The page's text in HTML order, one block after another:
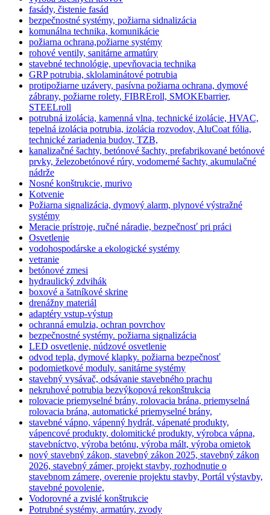
fasády, čistenie fasád
bezpečnostné systémy, požiarna sidnalizácia
komunálna technika, komunikácie
požiarna ochrana,požiarne systémy
rohové ventily, sanitárne armatúry
stavebné technológie, upevňovacia technika
GRP potrubia, sklolaminátové potrubia
protipožiarne uzávery, pasívna požiarna ochrana, dymové
zábrany, požiarne rolety, FIBREroll, SMOKEbarrier,
STEELroll
potrubná izolácia, kamenná vlna, technické izolácie, HVAC,
tepelná izolácia potrubia, izolácia rozvodov, AluCoat fólia,
technické zariadenia budov, TZB,
kanalizačné šachty, betónové šachty, prefabrikované betónové
prvky, železobetónové rúry, vodomerné šachty, akumulačné
nádrže
Nosné konštrukcie, murivo
Kotvenie
Požiarna signalizácia, dymový alarm, plynové výstražné
systémy
Meracie prístroje, ručné náradie, bezpečnosť pri práci
Osvetlenie
vodohospodárske a ekologické systémy
vetranie
betónové zmesi
hydraulický zdvihák
boxové a šatníkové skrine
drenážny materiál
adaptéry vstup-výstup
ochranná emulzia, ochran povrchov
bezpečnostné systémy. požiarna signalizácia
LED osvetlenie, núdzové osvetlenie
odvod tepla, dymové klapky. požiarna bezpečnosť
podomietkové moduly. sanitárne systémy
stavebný vysávač, odsávanie stavebného prachu
nekruhové potrubia bezvýkopová rekonštrukcia
rolovacie priemyselné brány, rolovacia brána, priemyselná
rolovacia brána, automatické priemyselné brány,
stavebné vápno, vápenný hydrát, vápenaté produkty,
vápencové produkty, dolomitické produkty, výrobca vápna,
stavebníctvo, výroba betónu, výroba mált, výroba omietok
nový stavebný zákon, stavebný zákon 2025, stavebný zákon
2026, stavebný zámer, projekt stavby, rozhodnutie o
stavebnom zámere, overenie projektu stavby, Portál výstavby,
stavebné povolenie,
Vodorovné a zvislé konštrukcie
Potrubné systémy, armatúry, zvody